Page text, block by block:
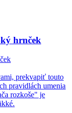
hrnček
prekvapiť touto
pravidlách umenia
rozkoše" je